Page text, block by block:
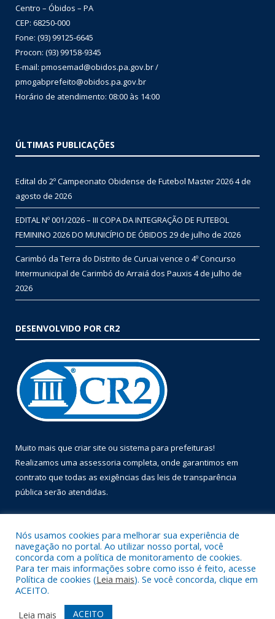
Centro – Óbidos – PA
CEP: 68250-000
Fone: (93) 99125-6645
Procon: (93) 99158-9345
E-mail: pmosemad@obidos.pa.gov.br /
pmogabprefeito@obidos.pa.gov.br
Horário de atendimento: 08:00 às 14:00
ÚLTIMAS PUBLICAÇÕES
Edital do 2º Campeonato Obidense de Futebol Master 20264 de
agosto de 2026
EDITAL Nº 001/2026 – III COPA DA INTEGRAÇÃO DE FUTEBOL
FEMININO 2026 DO MUNICÍPIO DE ÓBIDOS 29 de julho de 2026
Carimbó da Terra do Distrito de Curuai vence o 4º Concurso
Intermunicipal de Carimbó do Arraiá dos Pauxis 4 de julho de
2026
DESENVOLVIDO POR CR2
Muito mais que criar site ou sistema para prefeituras!
Realizamos uma assessoria completa, onde garantimos em
contrato que todas as exigências das leis de transparência
pública serão atendidas.
Todos os direitos reservados a Prefeitura Municipal de Óbidos.
Mapa do Site Acessar Área Administrativa
Nós usamos cookies para melhorar sua experiência de
navegação no portal. Ao utilizar nosso portal, você
concorda com a política de monitoramento de cookies.
Para ter mais informações sobre como isso é feito, acesse
Política de cookies (Leia mais). Se você concorda, clique em
ACEITO.
Leia mais
ACEITO